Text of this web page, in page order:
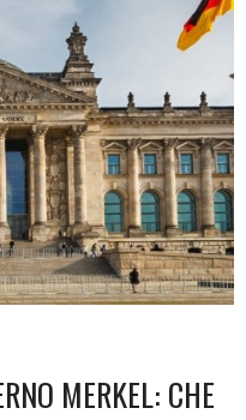
MERKEL: CHE